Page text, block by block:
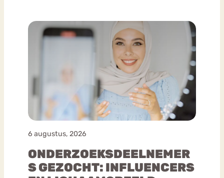
6 augustus, 2026
ONDERZOEKSDEELNEMER
S GEZOCHT: INFLUENCERS